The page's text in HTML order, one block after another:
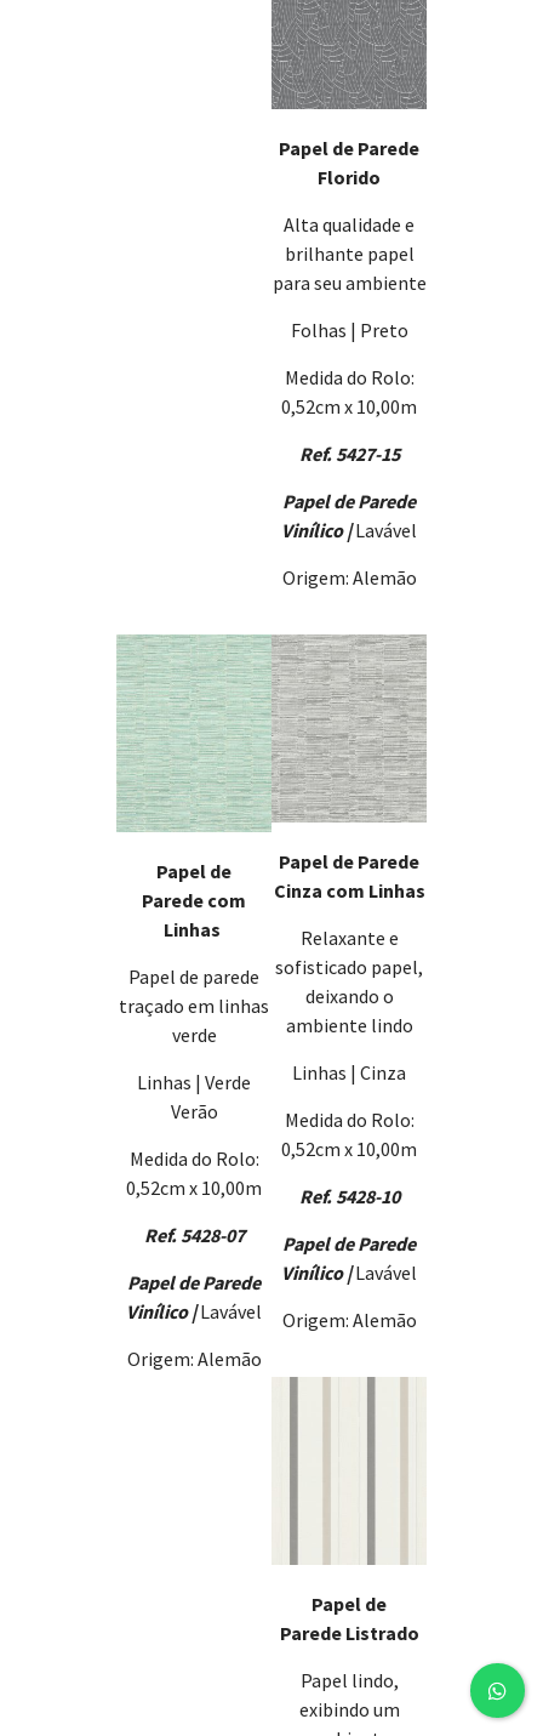
Papel de Parede
Florido
Alta qualidade e
brilhante papel
para seu ambiente
Folhas | Preto
Medida do Rolo:
0,52cm x 10,00m
Ref. 5427-15
Papel de Parede
Vinílico |Lavável
Origem: Alemão
Papel de
Parede com
Linhas
Papel de parede
traçado em linhas
verde
Linhas | Verde
Verão
Medida do Rolo:
0,52cm x 10,00m
Ref. 5428-07
Papel de Parede
Vinílico |Lavável
Origem: Alemão
Papel de Parede
Cinza com Linhas
Relaxante e
sofisticado papel,
deixando o
ambiente lindo
Linhas | Cinza
Medida do Rolo:
0,52cm x 10,00m
Ref. 5428-10
Papel de Parede
Vinílico |Lavável
Origem: Alemão
Papel de
Parede Listrado
Papel lindo,
exibindo um